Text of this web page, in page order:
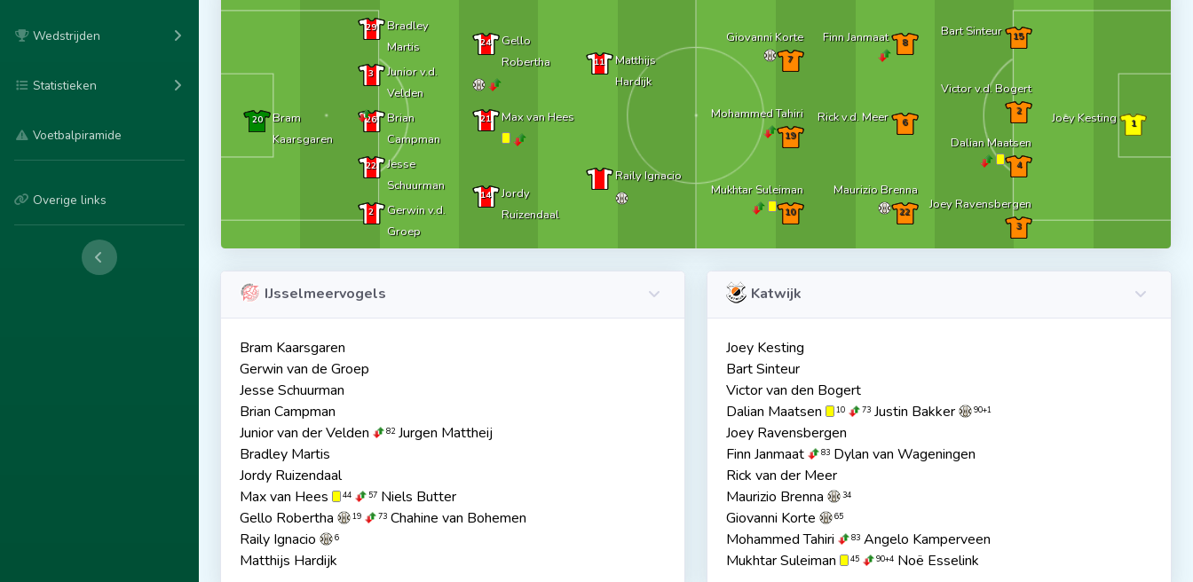
Wedstrijden
Statistieken
Voetbalpiramide
Overige links
20
Bram
Kaarsgaren
29
Bradley
Martis
3
Junior v.d.
Velden
26
Brian
Campman
22
Jesse
Schuurman
2
Gerwin v.d.
Groep
24
Gello
Robertha
21 Max van Hees
14
Jordy
Ruizendaal
11
Matthijs
Hardijk
Raily Ignacio
Giovanni Korte
7
Mohammed Tahiri
19
Mukhtar Suleiman
10
Finn Janmaat 8
Rick v.d. Meer 6
Maurizio Brenna
22
Bart Sinteur 15
Victor v.d. Bogert
2
Dalian Maatsen
4
Joey Ravensbergen
3
Joey Kesting 1
IJsselmeervogels
Bram Kaarsgaren
Gerwin van de Groep
Jesse Schuurman
Brian Campman
Junior van der Velden
82 Jurgen Mattheij
Bradley Martis
Jordy Ruizendaal
Max van Hees
44 57 Niels Butter
Gello Robertha
19 73 Chahine van Bohemen
Raily Ignacio
6
Matthijs Hardijk
Katwijk
Joey Kesting
Bart Sinteur
Victor van den Bogert
Dalian Maatsen
10 73 Justin Bakker 90+1
Joey Ravensbergen
Finn Janmaat
83 Dylan van Wageningen
Rick van der Meer
Maurizio Brenna
34
Giovanni Korte 65
Mohammed Tahiri 83 Angelo Kamperveen
Mukhtar Suleiman
45 90+4 Noë Esselink